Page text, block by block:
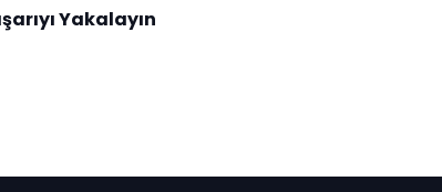
Yakalayın